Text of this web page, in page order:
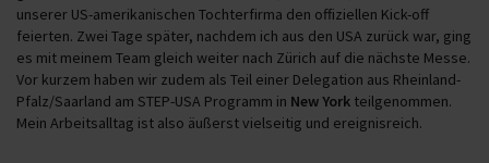
unserer US-amerikanischen Tochterfirma den offiziellen Kick-off
feierten. Zwei Tage später, nachdem ich aus den USA zurück war, ging
es mit meinem Team gleich weiter nach Zürich auf die nächste Messe.
Vor kurzem haben wir zudem als Teil einer Delegation aus Rheinland-
Pfalz/Saarland am STEP-USA Programm in New York teilgenommen.
Mein Arbeitsalltag ist also äußerst vielseitig und ereignisreich.